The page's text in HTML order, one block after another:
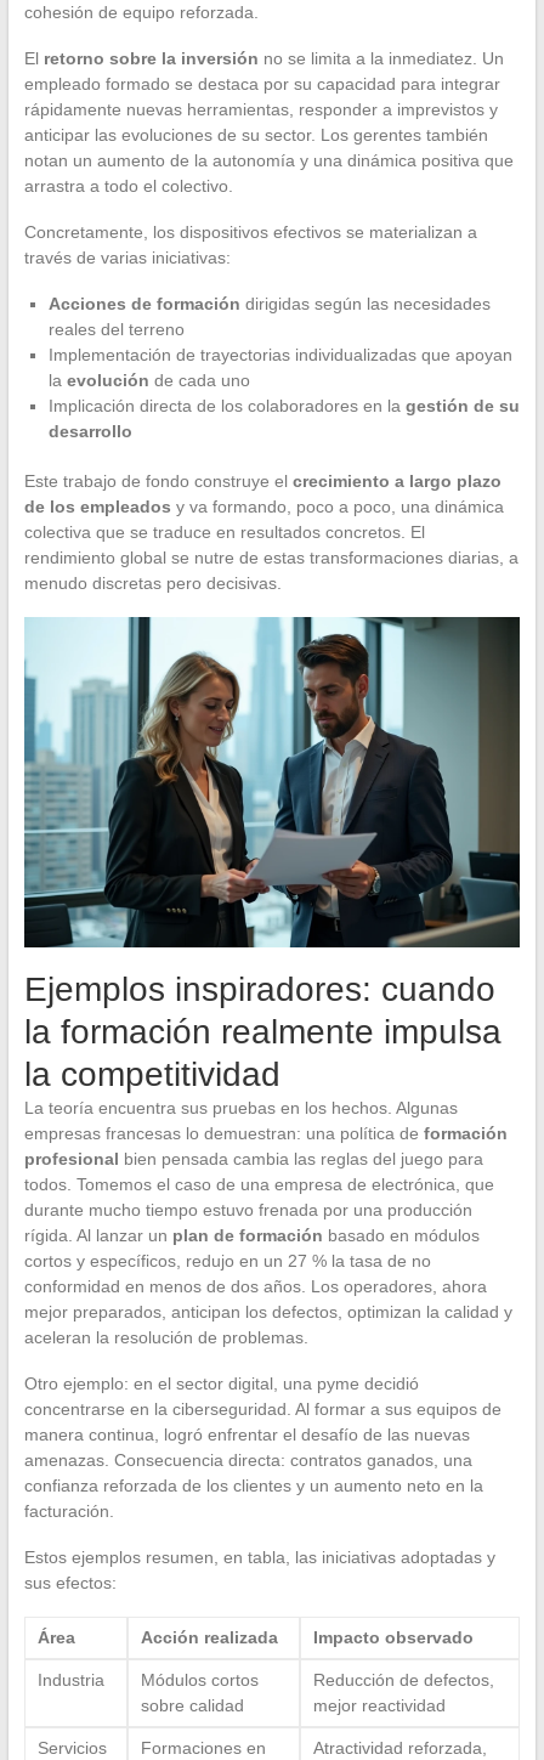
cohesión de equipo reforzada.
El retorno sobre la inversión no se limita a la inmediatez. Un
empleado formado se destaca por su capacidad para integrar
rápidamente nuevas herramientas, responder a imprevistos y
anticipar las evoluciones de su sector. Los gerentes también
notan un aumento de la autonomía y una dinámica positiva que
arrastra a todo el colectivo.
Concretamente, los dispositivos efectivos se materializan a
través de varias iniciativas:
Acciones de formación dirigidas según las necesidades
reales del terreno
Implementación de trayectorias individualizadas que apoyan
la evolución de cada uno
Implicación directa de los colaboradores en la gestión de su
desarrollo
Este trabajo de fondo construye el crecimiento a largo plazo
de los empleados y va formando, poco a poco, una dinámica
colectiva que se traduce en resultados concretos. El
rendimiento global se nutre de estas transformaciones diarias, a
menudo discretas pero decisivas.
Ejemplos inspiradores: cuando
la formación realmente impulsa
la competitividad
La teoría encuentra sus pruebas en los hechos. Algunas
empresas francesas lo demuestran: una política de formación
profesional bien pensada cambia las reglas del juego para
todos. Tomemos el caso de una empresa de electrónica, que
durante mucho tiempo estuvo frenada por una producción
rígida. Al lanzar un plan de formación basado en módulos
cortos y específicos, redujo en un 27 % la tasa de no
conformidad en menos de dos años. Los operadores, ahora
mejor preparados, anticipan los defectos, optimizan la calidad y
aceleran la resolución de problemas.
Otro ejemplo: en el sector digital, una pyme decidió
concentrarse en la ciberseguridad. Al formar a sus equipos de
manera continua, logró enfrentar el desafío de las nuevas
amenazas. Consecuencia directa: contratos ganados, una
confianza reforzada de los clientes y un aumento neto en la
facturación.
Estos ejemplos resumen, en tabla, las iniciativas adoptadas y
sus efectos:
Área Acción realizada Impacto observado
Industria
Módulos cortos
sobre calidad
Reducción de defectos,
mejor reactividad
Servicios
Formaciones en
Atractividad reforzada,